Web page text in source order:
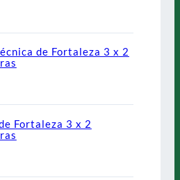
de Fortaleza 3 x 2
Fortaleza 3 x 2